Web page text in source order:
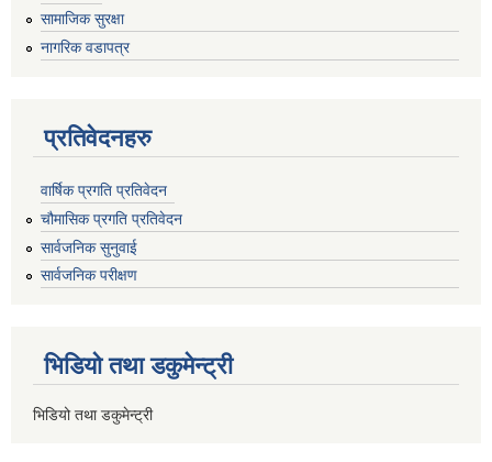
सामाजिक सुरक्षा
नागरिक वडापत्र
प्रतिवेदनहरु
वार्षिक प्रगति प्रतिवेदन
चौमासिक प्रगति प्रतिवेदन
सार्वजनिक सुनुवाई
सार्वजनिक परीक्षण
भिडियो तथा डकुमेन्ट्री
भिडियो तथा डकुमेन्ट्री